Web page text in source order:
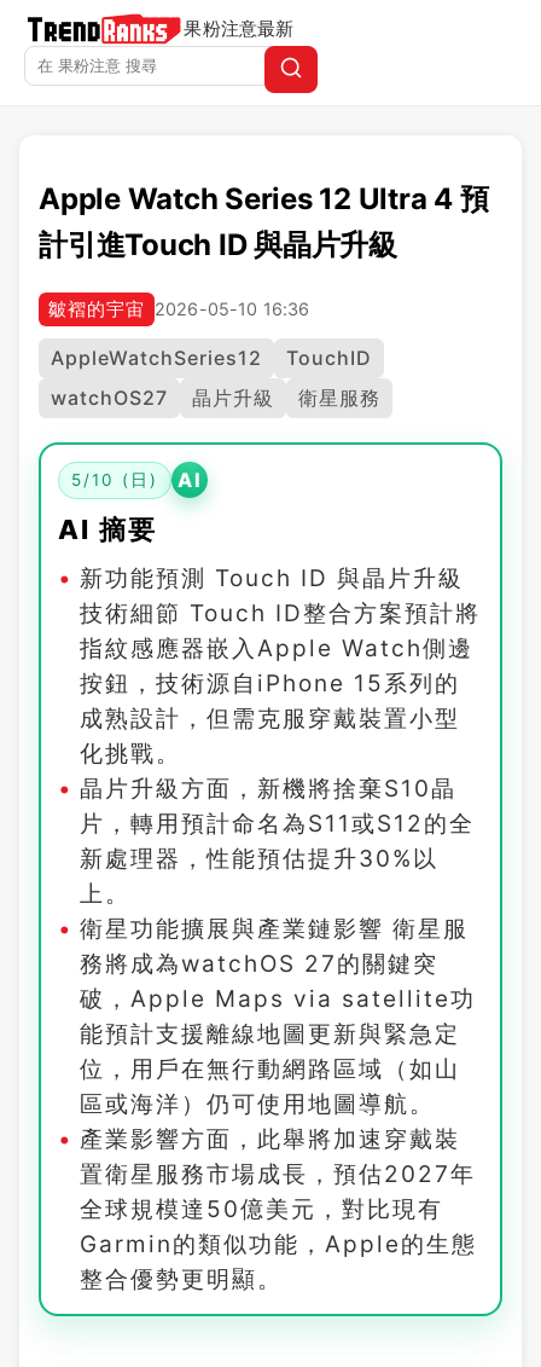
果粉注意最新
Apple Watch Series 12 Ultra 4 預
計引進Touch ID 與晶片升級
皺褶的宇宙 2026-05-10 16:36
AppleWatchSeries12
TouchID
watchOS27
晶片升級 衛星服務
5/10 (日) AI
AI 摘要
新功能預測 Touch ID 與晶片升級
技術細節 Touch ID整合方案預計將
指紋感應器嵌入Apple Watch側邊
按鈕，技術源自iPhone 15系列的
成熟設計，但需克服穿戴裝置小型
化挑戰。
晶片升級方面，新機將捨棄S10晶
片，轉用預計命名為S11或S12的全
新處理器，性能預估提升30%以
上。
衛星功能擴展與產業鏈影響 衛星服
務將成為watchOS 27的關鍵突
破，Apple Maps via satellite功
能預計支援離線地圖更新與緊急定
位，用戶在無行動網路區域（如山
區或海洋）仍可使用地圖導航。
產業影響方面，此舉將加速穿戴裝
置衛星服務市場成長，預估2027年
全球規模達50億美元，對比現有
Garmin的類似功能，Apple的生態
整合優勢更明顯。